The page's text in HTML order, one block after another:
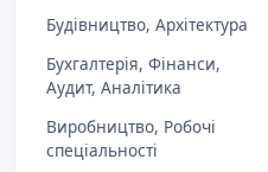
Будівництво, Архітектура
Бухгалтерія, Фінанси,
Aудит, Аналітика
Виробництво, Робочі
спеціальності